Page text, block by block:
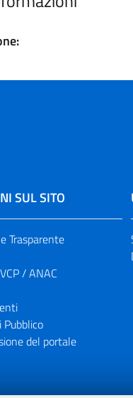
SUL SITO
Trasparente
/ ANAC
Pubblico
del portale